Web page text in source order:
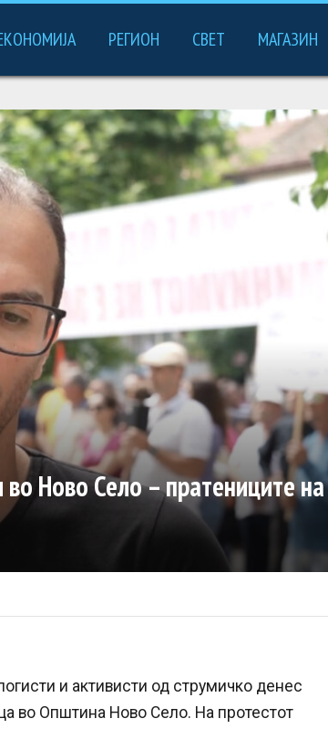
РЕГИОН СВЕТ МАГАЗИН
Ново Село – пратениците на
и активисти од струмичко денес
во Општина Ново Село. На протестот